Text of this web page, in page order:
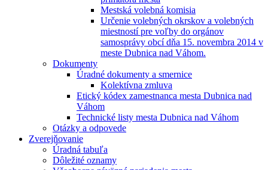
Mestská volebná komisia
Určenie volebných okrskov a volebných
miestností pre voľby do orgánov
samosprávy obcí dňa 15. novembra 2014 v
meste Dubnica nad Váhom.
Dokumenty
Úradné dokumenty a smernice
Kolektívna zmluva
Etický kódex zamestnanca mesta Dubnica nad
Váhom
Technické listy mesta Dubnica nad Váhom
Otázky a odpovede
Zverejňovanie
Úradná tabuľa
Dôležité oznamy